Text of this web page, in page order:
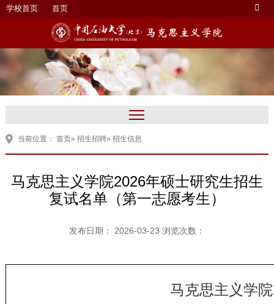
学校首页 首页
当前位置： 首页» 招生招聘» 招生信息
马克思主义学院2026年硕士研究生招生
复试名单（第一志愿考生）
发布日期： 2026-03-23 浏览次数：
马克思主义学院